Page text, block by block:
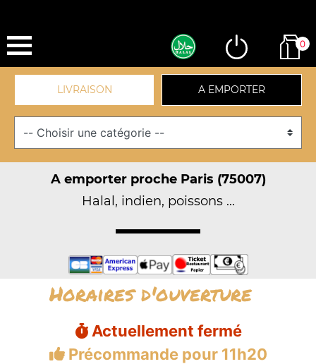
0
LIVRAISON A EMPORTER
A emporter proche Paris (75007)
Halal, indien, poissons ...
Horaires d'ouverture
Actuellement fermé
Précommande pour 11h20